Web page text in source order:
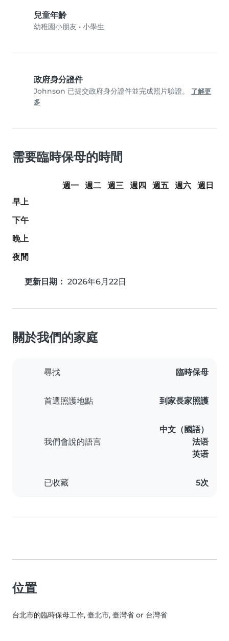
兒童年齡
幼稚園小朋友 • 小學生
政府身分證件
Johnson 已提交政府身分證件並完成照片驗證。
了解更
多
需要臨時保母的時間
週一 週二 週三 週四 週五 週六
週日
早上
下午
晚上
夜間
更新日期： 2026年6月22日
關於我們的家庭
尋找 臨時保母
首選照護地點 到家長家照護
我們會說的語言
中文（國語）
法语
英语
已收藏 5次
位置
台北市的臨時保母工作, 臺北市, 臺灣省 or 台灣省